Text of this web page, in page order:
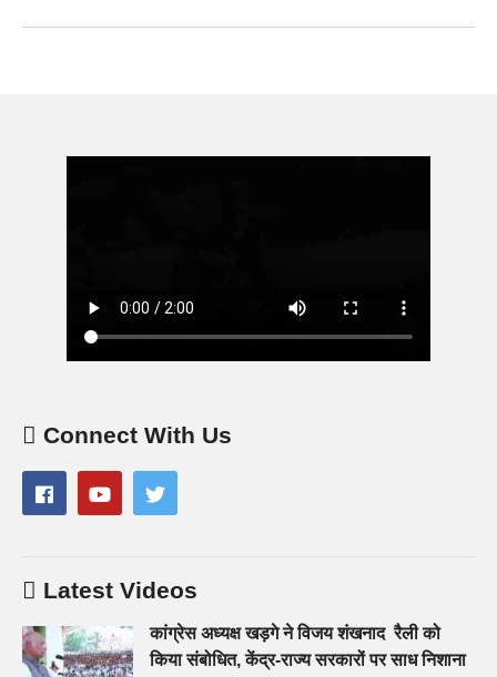
Connect With Us
Latest Videos
कांग्रेस अध्यक्ष खड़गे ने विजय शंखनाद रैली को
किया संबोधित, केंद्र-राज्य सरकारों पर साध निशाना